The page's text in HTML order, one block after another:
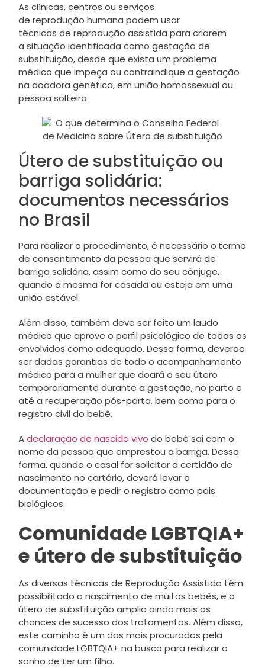
As clínicas, centros ou serviços
de reprodução humana podem usar
técnicas de reprodução assistida para criarem
a situação identificada como gestação de
substituição, desde que exista um problema
médico que impeça ou contraindique a gestação
na doadora genética, em união homossexual ou
pessoa solteira.
Útero de substituição ou
barriga solidária:
documentos necessários
no Brasil
Para realizar o procedimento, é necessário o termo
de consentimento da pessoa que servirá de
barriga solidária, assim como do seu cônjuge,
quando a mesma for casada ou esteja em uma
união estável.
Além disso, também deve ser feito um laudo
médico que aprove o perfil psicológico de todos os
envolvidos como adequado. Dessa forma, deverão
ser dadas garantias de todo o acompanhamento
médico para a mulher que doará o seu útero
temporariamente durante a gestação, no parto e
até a recuperação pós-parto, bem como para o
registro civil do bebê.
Adeclaração de nascido vivo do bebê sai com o
nome da pessoa que emprestou a barriga. Dessa
forma, quando o casal for solicitar a certidão de
nascimento no cartório, deverá levar a
documentação e pedir o registro como pais
biológicos.
Comunidade LGBTQIA+
e útero de substituição
As diversas técnicas de Reprodução Assistida têm
possibilitado o nascimento de muitos bebês, e o
útero de substituição amplia ainda mais as
chances de sucesso dos tratamentos. Além disso,
este caminho é um dos mais procurados pela
comunidade LGBTQIA+ na busca para realizar o
sonho de ter um filho.